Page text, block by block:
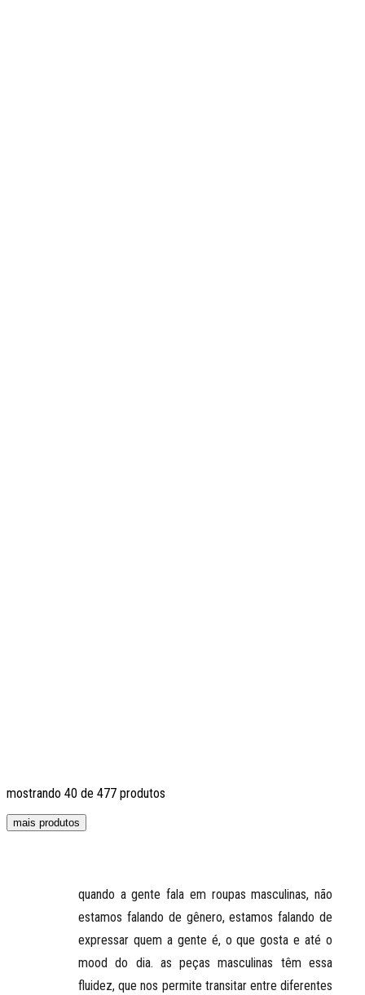
mostrando 40 de 477 produtos
mais produtos
quando a gente fala em roupas masculinas, não
estamos falando de gênero, estamos falando de
expressar quem a gente é, o que gosta e até o
mood do dia. aspeças masculinas têm essa
fluidez, que nos permite transitar entre diferentes